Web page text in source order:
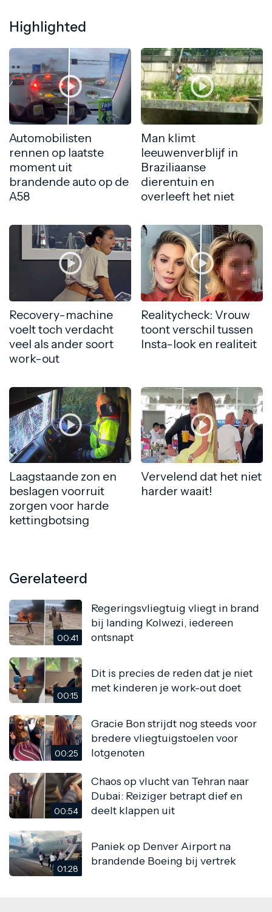
Highlighted
Automobilisten
rennen op laatste
moment uit
brandende auto op de
A58
Man klimt
leeuwenverblijf in
Braziliaanse
dierentuin en
overleeft het niet
Recovery-machine
voelt toch verdacht
veel als ander soort
work-out
Realitycheck: Vrouw
toont verschil tussen
Insta-look en realiteit
Laagstaande zon en
beslagen voorruit
zorgen voor harde
kettingbotsing
Vervelend dat het niet
harder waait!
Gerelateerd
00:41
Regeringsvliegtuig vliegt in brand
bij landing Kolwezi, iedereen
ontsnapt
00:15
Dit is precies de reden dat je niet
met kinderen je work-out doet
00:25
Gracie Bon strijdt nog steeds voor
bredere vliegtuigstoelen voor
lotgenoten
00:54
Chaos op vlucht van Tehran naar
Dubai: Reiziger betrapt dief en
deelt klappen uit
01:28
Paniek op Denver Airport na
brandende Boeing bij vertrek